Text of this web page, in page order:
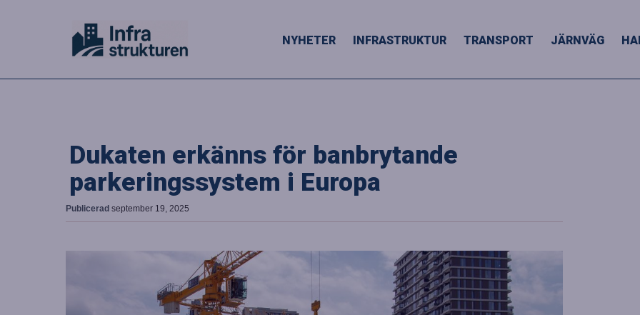
NYHETER INFRASTRUKTUR TRANSPORT JÄRNVÄG
Dukaten erkänns för banbrytande
parkeringssystem i Europa
Publicerad september 19, 2025